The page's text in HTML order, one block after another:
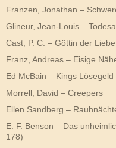
Franzen, Jonathan –
Glineur, Jean-Louis –
Cast, P. C. – Göttin der
Franz, Andreas – Eisige
Ed McBain – Kings Lösegeld
Morrell, David – Creepers
Ellen Sandberg –
E. F. Benson – Das
178)